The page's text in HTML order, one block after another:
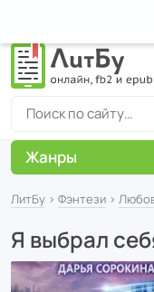
ЛитБу › Фэнтези ›
Я выбрал
Жанры